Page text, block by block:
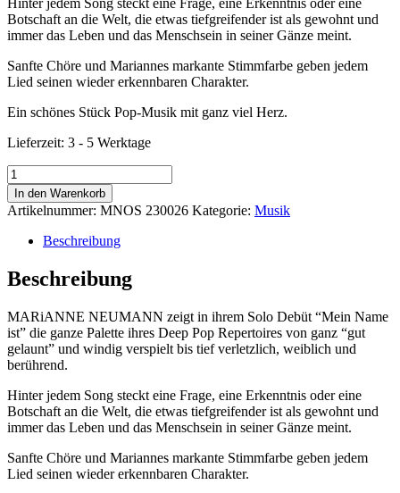
Botschaft an die Welt, die etwas tiefgreifender ist als gewohnt und
immer das Leben und das Menschsein in seiner Gänze meint.
Sanfte Chöre und Mariannes markante Stimmfarbe geben jedem
Lied seinen wieder erkennbaren Charakter.
Ein schönes Stück Pop-Musik mit ganz viel Herz.
Lieferzeit: 3 - 5 Werktage
CD
Album
-
Mein
Name
Menge
In den Warenkorb
Artikelnummer: MNOS 230026 Kategorie: Musik
Beschreibung
Beschreibung
MARiANNE NEUMANN zeigt in ihrem Solo Debüt “Mein Name
ist” die ganze Palette ihres Deep Pop Repertoires von ganz “gut
gelaunt” und windig verspielt bis tief verletzlich, weiblich und
berührend.
Hinter jedem Song steckt eine Frage, eine Erkenntnis oder eine
Botschaft an die Welt, die etwas tiefgreifender ist als gewohnt und
immer das Leben und das Menschsein in seiner Gänze meint.
Sanfte Chöre und Mariannes markante Stimmfarbe geben jedem
Lied seinen wieder erkennbaren Charakter.